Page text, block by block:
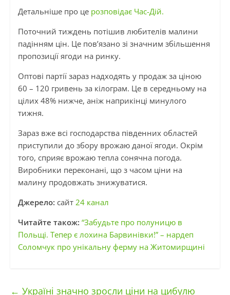
Детальніше про це розповідає Час-Дій.
Поточний тиждень потішив любителів малини
падінням цін. Це пов’язано зі значним збільшення
пропозиції ягоди на ринку.
Оптові партії зараз надходять у продаж за ціною
60 – 120 гривень за кілограм. Це в середньому на
цілих 48% нижче, аніж наприкінці минулого
тижня.
Зараз вже всі господарства південних областей
приступили до збору врожаю даної ягоди. Окрім
того, сприяє врожаю тепла сонячна погода.
Виробники переконані, що з часом ціни на
малину продовжать знижуватися.
Джерело: сайт 24 канал
Читайте також: “Забудьте про полуницю в
Польщі. Тепер є лохина Барвинівки!” – нардеп
Соломчук про унікальну ферму на Житомирщині
← Україні значно зросли ціни на цибулю